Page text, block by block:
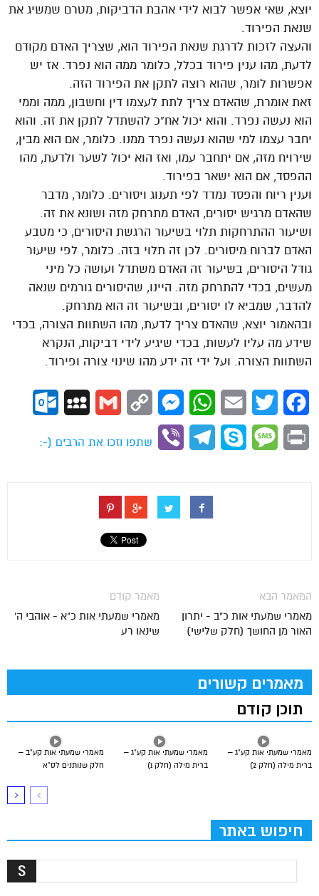
יוצא, שאי אפשר לבוא לידי אהבת הדביקות, מטרם שמשיג את
שנאת הפירוד.
והעצה לזכות לדרגת שנאת הפירוד הוא, שצריך האדם מקודם
לדעת, מהו ענין פירוד בכלל, כלומר ממה הוא נפרד. אז יש
אפשרות לומר, שהוא רוצה לתקן את הפירוד הזה.
זאת אומרת, שהאדם צריך לתת לעצמו דין וחשבון, ממה וממי
הוא נעשה נפרד. והוא יכול אח”כ להשתדל לתקן את זה. והוא
יחבר עצמו למי שהוא נעשה נפרד ממנו. כלומר, אם הוא מבין,
שירויח מזה, אם יתחבר עמו, ואז הוא יכול לשער ולדעת, מהו
ההפסד, אם הוא ישאר בפירוד.
וענין ריוח והפסד נמדד לפי תענוג ויסורים. כלומר, מדבר
שהאדם מרגיש יסורים, האדם מתרחק מזה ושונא את זה.
ושיעור ההתרחקות תלוי בשיעור הרגשת היסורים, כי מטבע
האדם לברוח מיסורים. לכן זה תלוי בזה. כלומר, לפי שיעור
גודל היסורים, בשיעור זה האדם משתדל ועושה כל מיני
מעשים, בכדי להתרחק מזה. היינו, שהיסורים גורמים שנאה
להדבר, שמביא לו יסורים, ובשיעור זה הוא מתרחק.
ובהאמור יוצא, שהאדם צריך לדעת, מהו השתוות הצורה, בכדי
שידע מה עליו לעשות, בכדי שיגיע לידי דביקות, הנקרא
השתוות הצורה. ועל ידי זה ידע מהו שינוי צורה ופירוד.
Facebook
Twitter
Email
WhatsApp
Messenger
Copy
Gmail
MySpace
Print
Message
Skype
Telegram
Viber
שתפו וזכו את הרבים (-:
מאמר קודם
מאמרי שמעתי אות כ"א - אוהבי ה'
שינאו רע
המאמר הבא
מאמרי שמעתי אות כ"ב - יתרון
האור מן החושך (חלק שלישי)
מאמרים קשורים
תוכן קודם
מאמרי שמעתי אות קע”ב –
חלק שנותנים לס”א
מאמרי שמעתי אות קע”ג –
ברית מילה (חלק 1)
מאמרי שמעתי אות קע”ג –
ברית מילה (חלק 2)
חיפוש באתר